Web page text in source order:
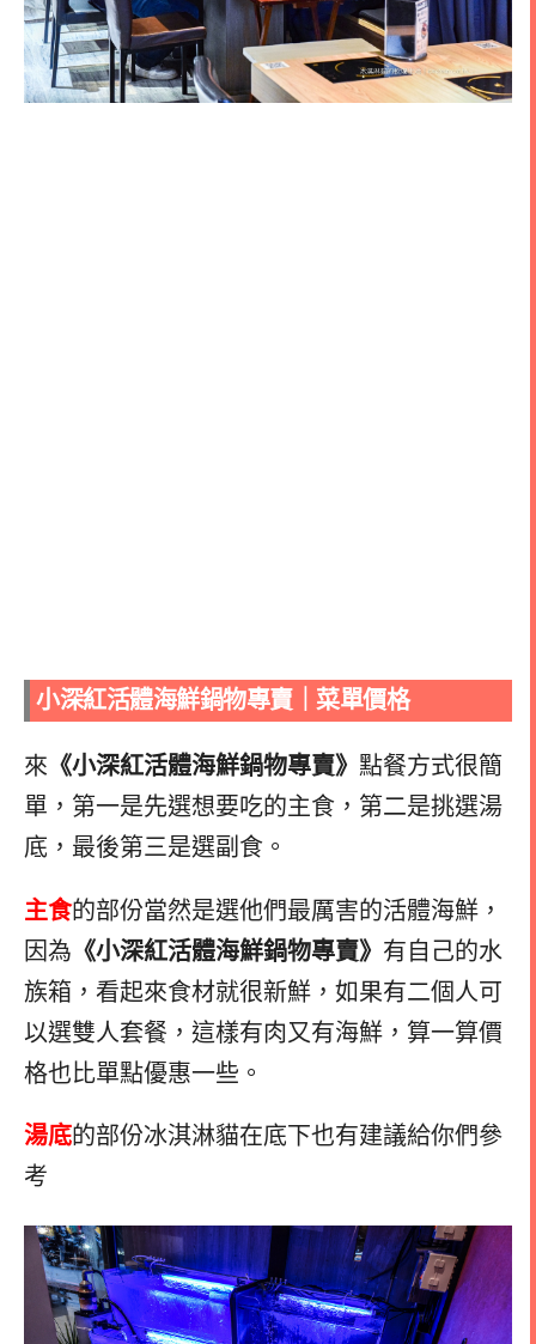
小深紅活體海鮮鍋物專賣｜ 菜單價格
來 《小深紅活體海鮮鍋物專賣》 點餐方式很簡
單，第一是先選想要吃的主食，第二是挑選湯
底，最後第三是選副食。
主食的部份當然是選他們最厲害的活體海鮮，
因為 《小深紅活體海鮮鍋物專賣》 有自己的水
族箱，看起來食材就很新鮮，如果有二個人可
以選雙人套餐，這樣有肉又有海鮮，算一算價
格也比單點優惠一些。
湯底的部份冰淇淋貓在底下也有建議給你們參
考